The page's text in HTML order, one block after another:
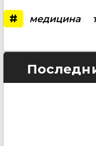
# медицина